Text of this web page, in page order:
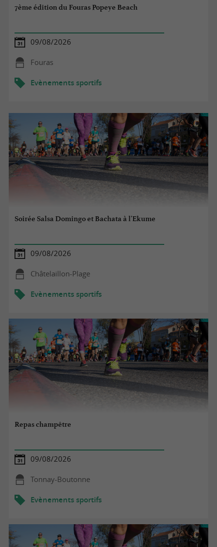
7ème édition du Fouras Popeye Beach
09/08/2026
Fouras
Evènements sportifs
Soirée Salsa Domingo et Bachata à l'Ekume
09/08/2026
Châtelaillon-Plage
Evènements sportifs
Repas champêtre
09/08/2026
Tonnay-Boutonne
Evènements sportifs